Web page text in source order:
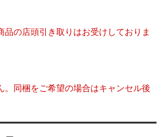
品の店頭引き取りはお受けしておりま
。同梱をご希望の場合はキャンセル後